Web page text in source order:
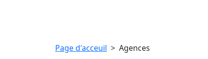
Page d'acceuil > Agences